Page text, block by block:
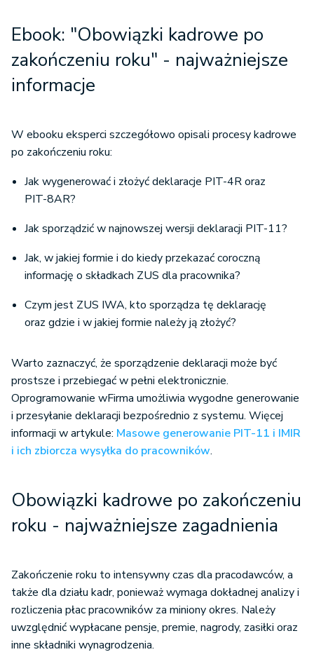
Ebook: "Obowiązki kadrowe po
zakończeniu roku" - najważniejsze
informacje
W ebooku eksperci szczegółowo opisali procesy kadrowe
po zakończeniu roku:
Jak wygenerować i złożyć deklaracje PIT-4R oraz
PIT-8AR?
Jak sporządzić w najnowszej wersji deklaracji PIT-11?
Jak, w jakiej formie i do kiedy przekazać coroczną
informację o składkach ZUS dla pracownika?
Czym jest ZUS IWA, kto sporządza tę deklarację
oraz gdzie i w jakiej formie należy ją złożyć?
Warto zaznaczyć, że sporządzenie deklaracji może być
prostsze i przebiegać w pełni elektronicznie.
Oprogramowanie wFirma umożliwia wygodne generowanie
i przesyłanie deklaracji bezpośrednio z systemu. Więcej
informacji w artykule: Masowe generowanie PIT-11 i IMIR
i ich zbiorcza wysyłka do pracowników.
Obowiązki kadrowe po zakończeniu
roku - najważniejsze zagadnienia
Zakończenie roku to intensywny czas dla pracodawców, a
także dla działu kadr, ponieważ wymaga dokładnej analizy i
rozliczenia płac pracowników za miniony okres. Należy
uwzględnić wypłacane pensje, premie, nagrody, zasiłki oraz
inne składniki wynagrodzenia.